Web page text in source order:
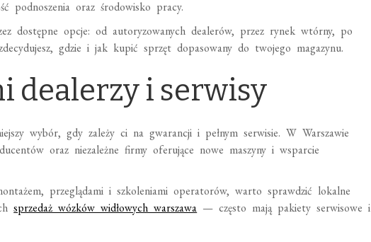
podnoszenia oraz środowisko pracy.
dostępne opcje: od autoryzowanych dealerów, przez rynek wtórny, po
gdzie i jak kupić sprzęt dopasowany do twojego magazynu.
dealerzy i serwisy
wybór, gdy zależy ci na gwarancji i pełnym serwisie. W Warszawie
oraz niezależne firmy oferujące nowe maszyny i wsparcie
przeglądami i szkoleniami operatorów, warto sprawdzić lokalne
sprzedaż wózków widłowych warszawa — często mają pakiety serwisowe i